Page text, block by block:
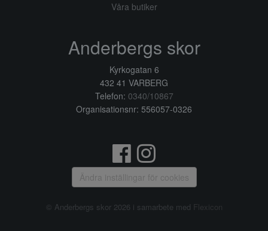
Våra butiker
Anderbergs skor
Kyrkogatan 6
432 41 VARBERG
Telefon: 0340/10867
Organisationsnr: 556057-0326
Ändra inställingar för cookies
© Anderbergs skor 2026 i samarbete med Flexicon